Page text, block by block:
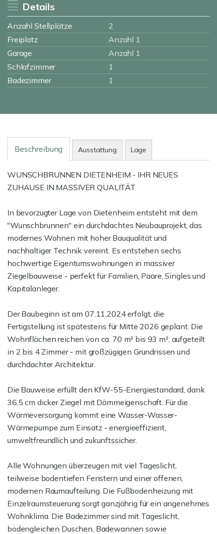
Details
Anzahl Stellplätze
2
Freiplatz
Anzahl 1
Garage
Anzahl 1
Schlafzimmer
1
Badezimmer
1
Beschreibung Ausstattung Lage
WUNSCHBRUNNEN DIETENHEIM - IHR NEUES
ZUHAUSE IN MASSIVER QUALITÄT
In bevorzugter Lage von Dietenheim entsteht mit dem
"Wunschbrunnen" ein durchdachtes Neubauprojekt, das
modernes Wohnen mit hoher Bauqualität und
nachhaltiger Technik vereint. Es entstehen sechs
hochwertige Eigentumswohnungen in massiver
Ziegelbauweise - perfekt für Familien, Paare, Singles und
Kapitalanleger.
Der Baubeginn ist am 07.11.2024 erfolgt, die
Fertigstellung ist spätestens für Mitte 2026 geplant. Die
Wohnflächen reichen von ca. 70 m² bis 93 m², aufgeteilt
in 2 bis 4 Zimmer - mit großzügigen Grundrissen und
durchdachter Architektur.
Die Bauweise erfüllt den KfW-55-Energiestandard, dank
36,5 cm dicker Ziegel mit Dämmeigenschaft. Für die
Wärmeversorgung kommt eine Wasser-Wasser-
Wärmepumpe zum Einsatz - energieeffizient,
umweltfreundlich und zukunftssicher.
Alle Wohnungen überzeugen mit viel Tageslicht,
teilweise bodentiefen Fenstern und einer offenen,
modernen Raumaufteilung. Die Fußbodenheizung mit
Einzelraumsteuerung sorgt ganzjährig für ein angenehmes
Wohnklima. Die Badezimmer sind mit Tageslicht,
bodengleichen Duschen, Badewannen sowie